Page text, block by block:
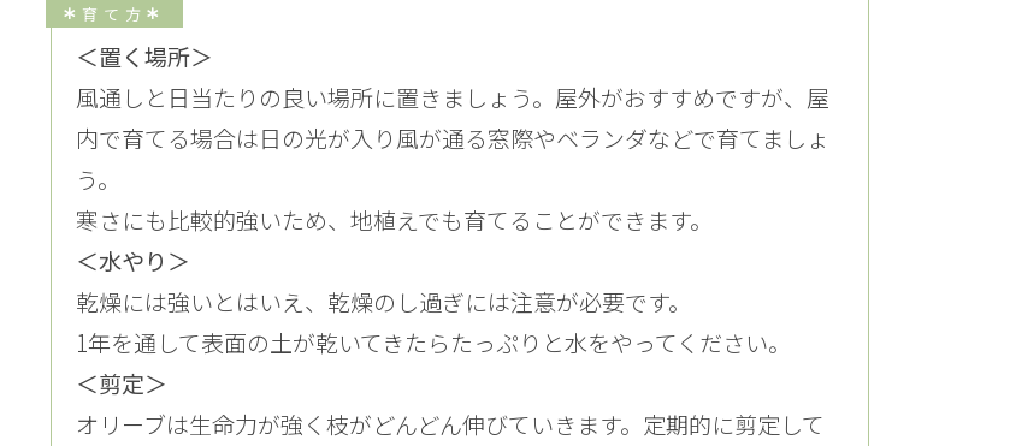
育て方
＜置く場所＞
風通しと日当たりの良い場所に置きましょう。屋外がおすすめですが、屋
内で育てる場合は日の光が入り風が通る窓際やベランダなどで育てましょ
う。
寒さにも比較的強いため、地植えでも育てることができます。
＜水やり＞
乾燥には強いとはいえ、乾燥のし過ぎには注意が必要です。
1年を通して表面の土が乾いてきたらたっぷりと水をやってください。
＜剪定＞
オリーブは生命力が強く枝がどんどん伸びていきます。定期的に剪定して